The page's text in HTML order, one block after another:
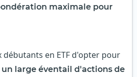
maximale pour
débutants en ETF d'opter pour
un large éventail d'actions de